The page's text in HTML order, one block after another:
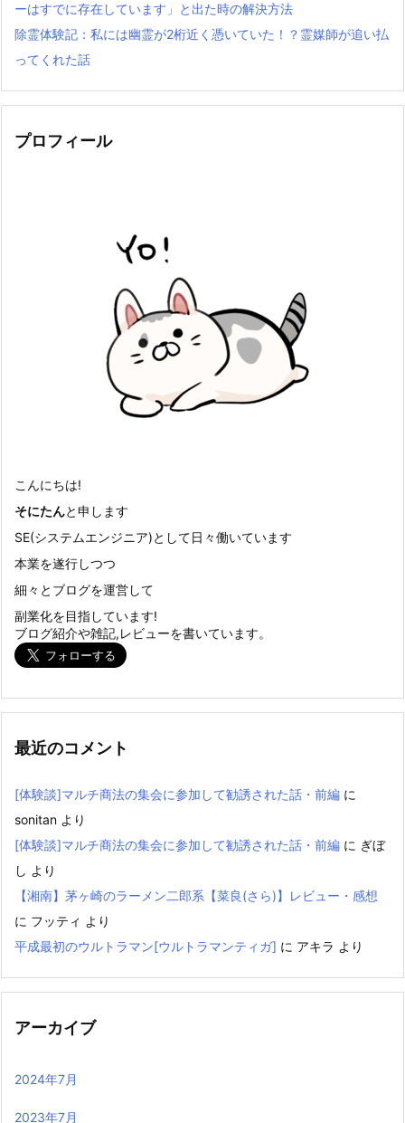
ーはすでに存在しています」と出た時の解決方法
除霊体験記：私には幽霊が2桁近く憑いていた！？霊媒師が追い払
ってくれた話
プロフィール
こんにちは!
そにたんと申します
SE(システムエンジニア)として日々働いています
本業を遂行しつつ
細々とブログを運営して
副業化を目指しています!
ブログ紹介や雑記,レビューを書いています。
最近のコメント
[体験談]マルチ商法の集会に参加して勧誘された話・前編 に
sonitan より
[体験談]マルチ商法の集会に参加して勧誘された話・前編 に ぎぼ
し より
【湘南】茅ヶ崎のラーメン二郎系【菜良(さら)】レビュー・感想
に フッティ より
平成最初のウルトラマン[ウルトラマンティガ] に アキラ より
アーカイブ
2024年7月
2023年7月